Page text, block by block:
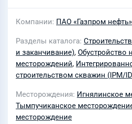
Компании ПАО «Газпром нефть»
Разделы каталога
и заканчивание), Обустройство
месторождений,
строительством скважин (IPM/
Месторождения Игнялинское
Тымпучиканское
месторождение